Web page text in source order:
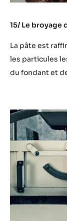
15/ Le broyage
La pâte est
les particules
du fondant et